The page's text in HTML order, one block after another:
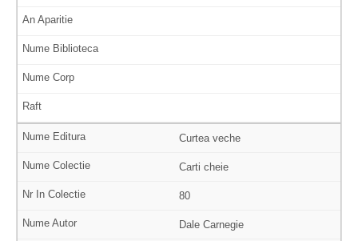
Curtea veche
Carti cheie
80
Dale Carnegie